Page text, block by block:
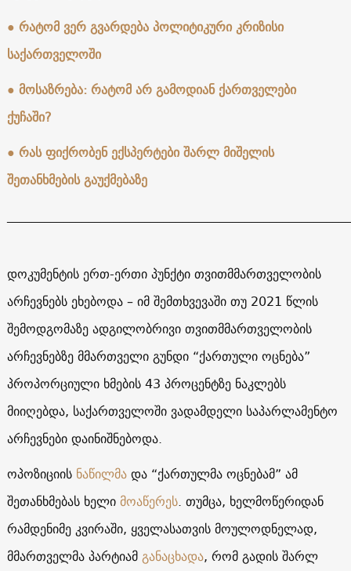
● რატომ ვერ გვარდება პოლიტიკური კრიზისი
საქართველოში
● მოსაზრება: რატომ არ გამოდიან ქართველები
ქუჩაში?
● რას ფიქრობენ ექსპერტები შარლ მიშელის
შეთანხმების გაუქმებაზე
დოკუმენტის ერთ-ერთი პუნქტი თვითმმართველობის
არჩევნებს ეხებოდა – იმ შემთხვევაში თუ 2021 წლის
შემოდგომაზე ადგილობრივი თვითმმართველობის
არჩევნებზე მმართველი გუნდი “ქართული ოცნება”
პროპორციული ხმების 43 პროცენტზე ნაკლებს
მიიღებდა, საქართველოში ვადამდელი საპარლამენტო
არჩევნები დაინიშნებოდა.
ოპოზიციის ნაწილმადა “ქართულმა ოცნებამ” ამ
შეთანხმებას ხელიმოაწერეს. თუმცა, ხელმოწერიდან
რამდენიმე კვირაში, ყველასათვის მოულოდნელად,
მმართველმა პარტიამგანაცხადა, რომ გადის შარლ